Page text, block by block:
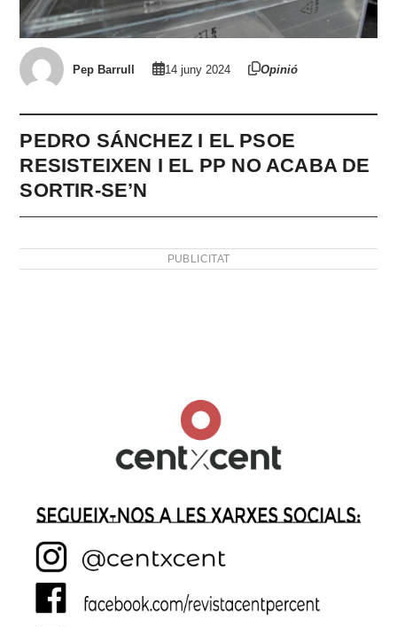
Pep Barrull 14 juny 2024 Opinió
PEDRO SÁNCHEZ I EL PSOE
RESISTEIXEN I EL PP NO ACABA DE
SORTIR-SE’N
PUBLICITAT